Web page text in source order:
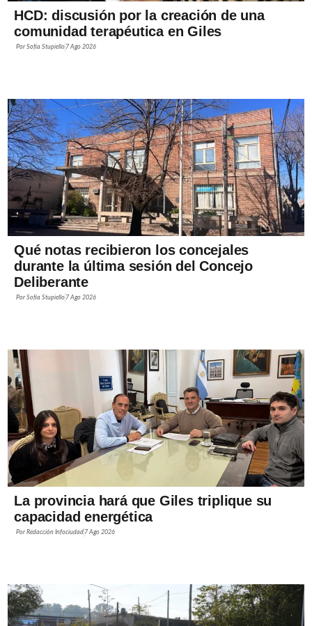
HCD: discusión por la creación de una
comunidad terapéutica en Giles
PorSofía Stupiello 7 Ago 2026
Qué notas recibieron los concejales
durante la última sesión del Concejo
Deliberante
PorSofía Stupiello 7 Ago 2026
La provincia hará que Giles triplique su
capacidad energética
PorRedacción Infociudad 7 Ago 2026